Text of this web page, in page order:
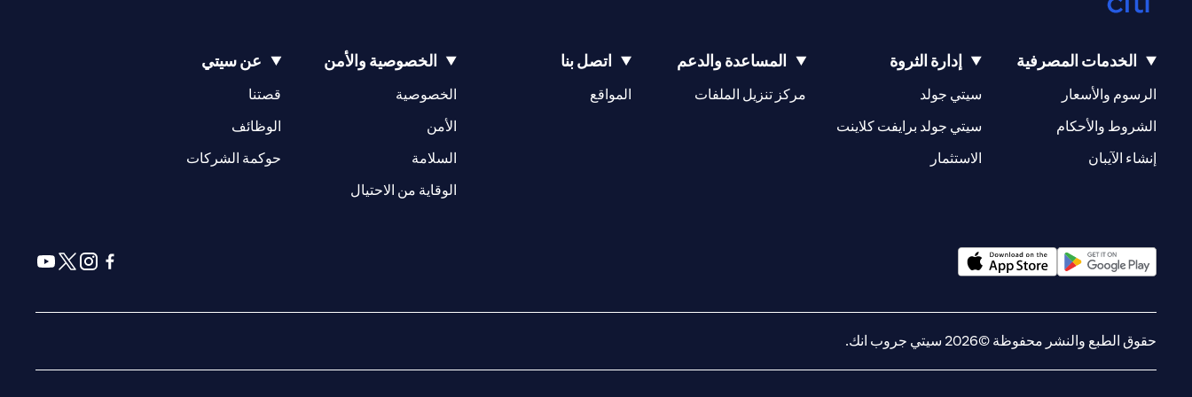
الخدمات المصرفية
الرسوم والأسعار
الشروط والأحكام
إنشاء الآيبان
إدارة الثروة
سيتي جولد
سيتي جولد برايفت كلاينت
الاستثمار
المساعدة والدعم
مركز تنزيل الملفات
اتصل بنا
المواقع
(opens in a new tab)
الخصوصية والأمن
الخصوصية
الأمن
السلامة
الوقاية من الاحتيال
عن سيتي
قصتنا
(opens in a new tab)
الوظائف
(opens in a new tab)
حوكمة الشركات
(opens in a new tab)
حقوق الطبع والنشر محفوظة ©2026 سيتي جروب انك.